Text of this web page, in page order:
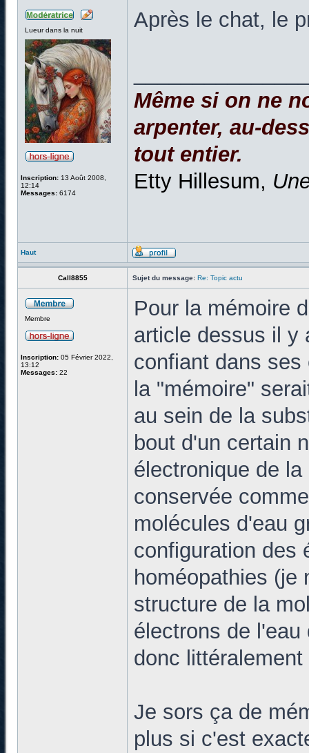
Lueur dans la nuit
Inscription: 13 Août 2008,
12:14
Messages: 6174
Après le chat, le
Même si on ne
arpenter, au-
tout entier.
Etty Hillesum,
Haut
Call8855 Sujet du message: Re: Topic actu
Membre
Inscription: 05 Février 2022,
13:12
Messages: 22
Pour la mémoire
article dessus il y
confiant dans
la "mémoire"
au sein de la
bout d'un certain
électronique de
conservée
molécules d'eau
configuration des
homéopathies
structure de la
électrons de
donc
Je sors ça de
plus si c'est